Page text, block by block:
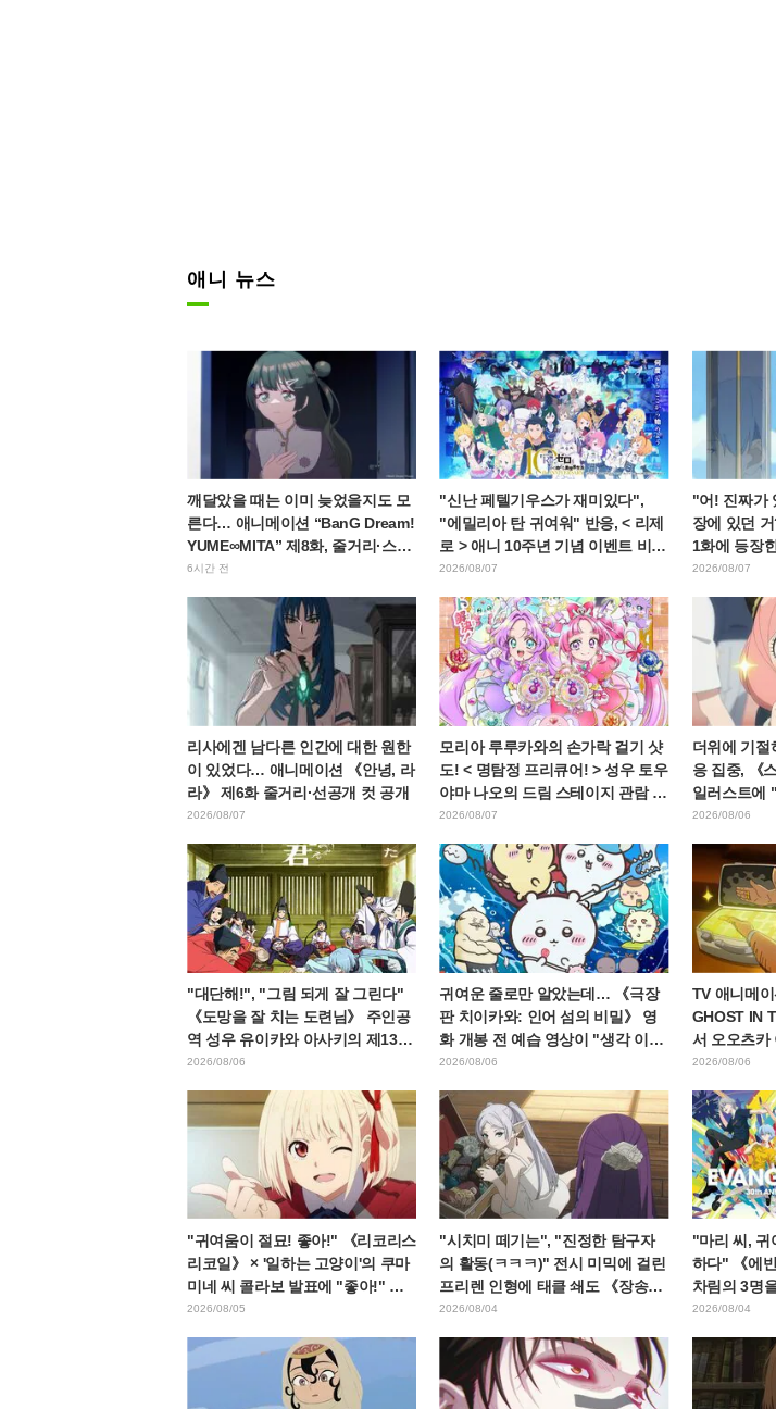
애니 뉴스
깨달았을 때는 이미 늦었을지도 모
른다… 애니메이션 “BanG Dream!
YUME∞MITA” 제8화, 줄거리·스틸
컷 공개
6시간 전
"신난 페텔기우스가 재미있다",
"에밀리아 탄 귀여워" 반응, < 리제
로 > 애니 10주년 기념 이벤트 비주
얼 공개
2026/08/07
"어! 진짜가
장에 있던
1화에 등장
팬들 경악
2026/08/07
리사에겐 남다른 인간에 대한 원한
이 있었다… 애니메이션 《안녕, 라
라》 제6화 줄거리·선공개 컷 공개
2026/08/07
모리아 루루카와의 손가락 걸기 샷
도! < 명탐정 프리큐어! > 성우 토우
야마 나오의 드림 스테이지 관람 보
고에 "W 아르카나다" 반응
2026/08/07
더위에 기절
응 집중, 《
일러스트에
2026/08/06
"대단해!", "그림 되게 잘 그린다"
《도망을 잘 치는 도련님》 주인공
역 성우 유이카와 아사키의 제13화
ED 일러스트에 찬사 속출
2026/08/06
귀여운 줄로만 알았는데… 《극장
판 치이카와: 인어 섬의 비밀》 영
화 개봉 전 예습 영상이 "생각 이상
으로 가혹하다", "노동 얘기뿐이
2026/08/06
TV 애니메
GHOST IN
서 오오츠카
레스 대령 등
2026/08/06
"귀여움이 절묘! 좋아!" 《리코리스
리코일》 × '일하는 고양이'의 쿠마
미네 씨 콜라보 발표에 "좋아!" 반
응 잇따라
2026/08/05
"시치미 떼기는", "진정한 탐구자
의 활동(ㅋㅋㅋ)" 전시 미믹에 걸린
프리렌 인형에 태클 쇄도 《장송의
프리렌》
2026/08/04
"마리 씨, 귀
하다" 《에
차림의 3명
노리 씨의 아
2026/08/04